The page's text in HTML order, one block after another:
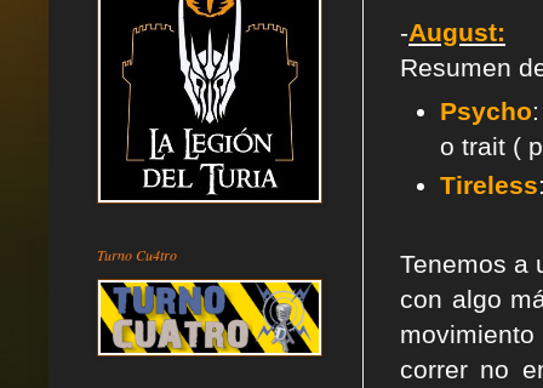
-August:
Resumen
Psycho
o trait (
Tireless
Tenemos a
con algo
correr no
Turno Cu4tro